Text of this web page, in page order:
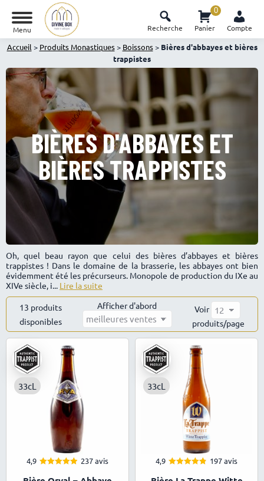
Menu Recherche Panier
0
Compte
Accueil > Produits Monastiques> Boissons> Bières d'abbayes et bières
trappistes
BIÈRES D'ABBAYES ET
BIÈRES TRAPPISTES
Oh, quel beau rayon que celui des bières d’abbayes et bières
trappistes ! Dans le domaine de la brasserie, les abbayes ont bien
évidemment été les précurseurs. Monopole de production du IXe au
XIVe siècle, i... Lire la suite
13 produits
disponibles
par
popularité
Afficher d'abord
Voir
produits/page
33cL
4,9 237 avis
33cL
4,9 197 avis